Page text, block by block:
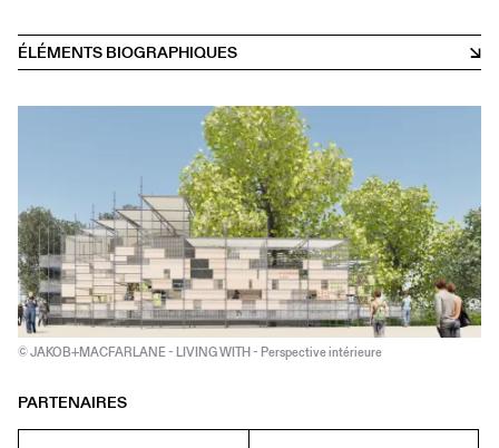
ÉLÉMENTS BIOGRAPHIQUES
© JAKOB+MACFARLANE - LIVING WITH - Perspective intérieure
PARTENAIRES